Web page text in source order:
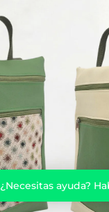
¿Necesitas ayuda?